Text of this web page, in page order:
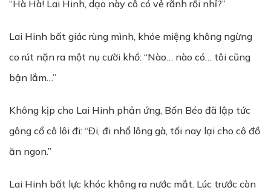
“Hà Hà! Lai Hinh, dạo này cô có vẻ rãnh rổi nhỉ?”
Lai Hinh bất giác rùng mình, khóe miệng không ngừng
co rút nặn ra một nụ cười khổ: “Nào… nào có… tôi cũng
bận lắm…”
Không kịp cho Lai Hinh phản ứng, Bốn Béo đã lập tức
gông cổ cô lôi đi: “Đi, đi nhổ lông gà, tối nay lại cho cô đồ
ăn ngon.”
Lai Hinh bất lực khóc không ra nước mắt. Lúc trước còn